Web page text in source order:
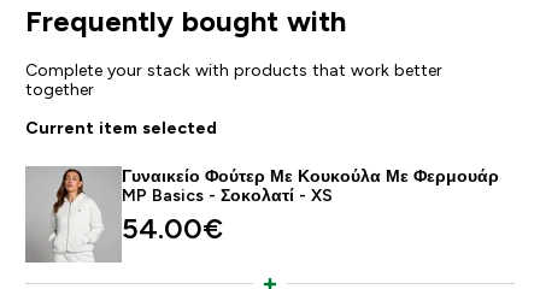
Frequently bought with
Complete your stack with products that work better
together
Current item selected
Γυναικείο Φούτερ Με Κουκούλα Με Φερμουάρ
MP Basics - Σοκολατί - XS
54.00€‎